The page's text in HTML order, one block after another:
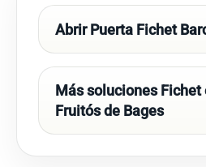
Abrir Puerta Fichet
Más soluciones Fichet
Fruitós de Bages